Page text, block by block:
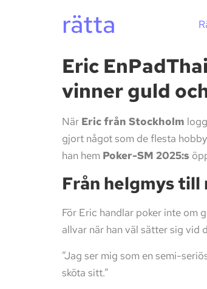
rätta
Eric
vinner guld
När Eric från Stockholm
gjort något som de flesta
han hem Poker-SM 2025:s
Från helgmys
För Eric handlar poker inte om
allvar när han väl sätter sig vid
”Jag ser mig som en semi-
sköta sitt.”